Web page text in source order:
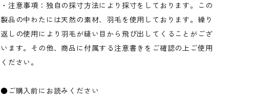
・注意事項：独自の採寸方法により採寸をしております。この
製品の中わたには天然の素材、羽毛を使用しております。繰り
返しの使用により羽毛が縫い目から飛び出してくることがござ
います。その他、商品に付属する注意書きをご確認の上ご使用
ください。
●ご購入前にお読みください